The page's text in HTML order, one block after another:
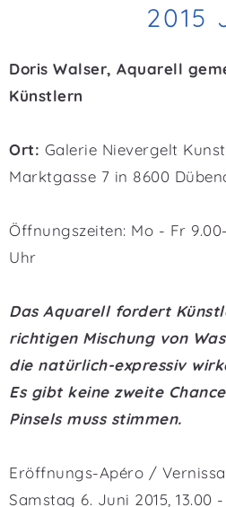
2015
Doris Walser, Aquarell
Künstlern
Ort: Galerie Nievergelt
Marktgasse 7 in 8600
Öffnungszeiten: Mo - Fr
Uhr
Das Aquarell fordert
richtigen Mischung von
die natürlich-expressiv
Es gibt keine zweite
Pinsels muss stimmen.
Eröffnungs-Apéro /
Samstag 6. Juni 2015, 13.00